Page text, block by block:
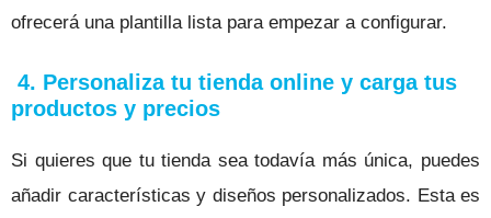
ofrecerá una plantilla lista para empezar a configurar.
4. Personaliza tu tienda online y carga tus
productos y precios
Si quieres que tu tienda sea todavía más única, puedes
añadir características y diseños personalizados. Esta es